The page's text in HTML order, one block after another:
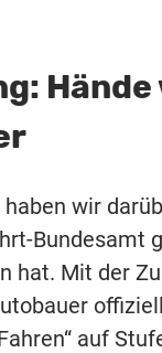
Hände
wir
Bundesamt
hat. Mit der
auf